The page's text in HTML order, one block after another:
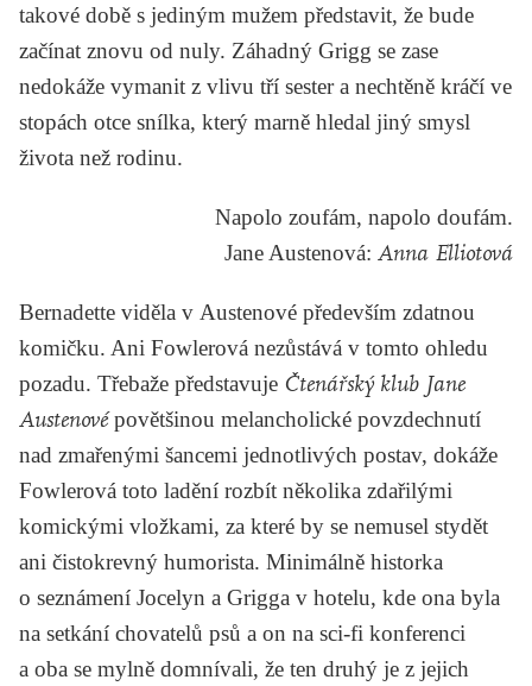
takové době s jediným mužem představit, že bude
začínat znovu od nuly. Záhadný Grigg se zase
nedokáže vymanit z vlivu tří sester a nechtěně kráčí ve
stopách otce snílka, který marně hledal jiný smysl
života než rodinu.
Napolo zoufám, napolo doufám.
Jane Austenová: Anna Elliotová
Bernadette viděla v Austenové především zdatnou
komičku. Ani Fowlerová nezůstává v tomto ohledu
pozadu. Třebaže představuje Čtenářský klub Jane
Austenovépovětšinou melancholické povzdechnutí
nad zmařenými šancemi jednotlivých postav, dokáže
Fowlerová toto ladění rozbít několika zdařilými
komickými vložkami, za které by se nemusel stydět
ani čistokrevný humorista. Minimálně historka
o seznámení Jocelyn a Grigga v hotelu, kde ona byla
na setkání chovatelů psů a on na sci-fi konferenci
a oba se mylně domnívali, že ten druhý je z jejich